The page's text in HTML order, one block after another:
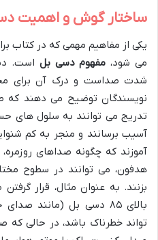
ساختار گوش و اهمیت
یکی از مفاهیم مهمی که در کتاب
می شود، مفهوم دسی بل است.
شدت صداست و درک آن برای
نویسندگان توضیح می دهند که
تدریج می توانند به سلول
آسیب برسانند و منجر به کم
آموزند که چگونه صداهای
هدفون، می توانند در سطوح
بزنند. به عنوان مثال، قرار
بالای ۸۵ دسی بل (مانند